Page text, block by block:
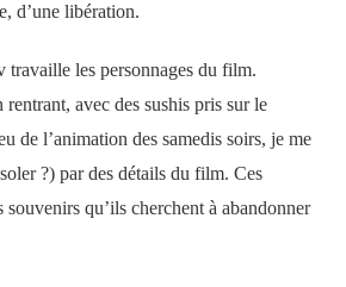
d’une libération.
travaille les personnages du film.
avec des sushis pris sur le
de l’animation des samedis soirs, je me
?) par des détails du film. Ces
souvenirs qu’ils cherchent à abandonner